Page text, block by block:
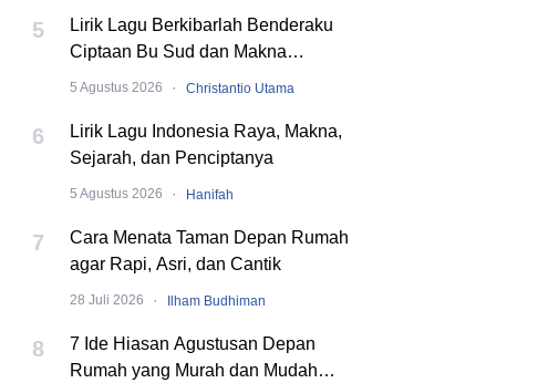
5
Lirik Lagu Berkibarlah Benderaku
Ciptaan Bu Sud dan Makna
Dibaliknya
5 Agustus 2026 · Christantio Utama
6
Lirik Lagu Indonesia Raya, Makna,
Sejarah, dan Penciptanya
5 Agustus 2026 · Hanifah
7
Cara Menata Taman Depan Rumah
agar Rapi, Asri, dan Cantik
28 Juli 2026 · Ilham Budhiman
8
7 Ide Hiasan Agustusan Depan
Rumah yang Murah dan Mudah